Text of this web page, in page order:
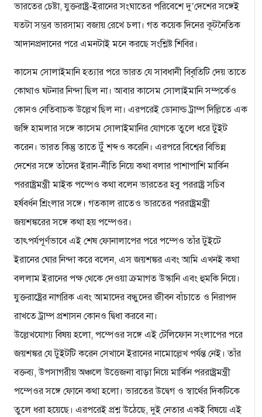
ভারতের চেষ্টা, যুক্তরাষ্ট্র-ইরানের সংঘাতের পরিবেশে দু’দেশের সঙ্গেই
যতটা সম্ভব ভারসাম্য বজায় রেখে চলা। গত কয়েক দিনের কূটনৈতিক
আদানপ্রদানের পরে এমনটাই মনে করছে সংশ্লিষ্ট শিবির।
কাসেম সোলাইমানি হত্যার পরে ভারত যে সাবধানী বিবৃতিটি দেয় তাতে
কোথাও ঘটনার নিন্দা ছিল না। আবার কাসেম সোলাইমানি সম্পর্কেও
কোনও নেতিবাচক উল্লেখ ছিল না। এরপরেই ডোনাল্ড ট্রাম্প দিল্লিতে এক
জঙ্গি হামলার সঙ্গে কাসেম সোলাইমানির যোগকে তুলে ধরে টুইট
করেন। ভারত কিন্তু তাতে টুঁ শব্দও করেনি। এরপরে বিশ্বের বিভিন্ন
দেশের সঙ্গে তাঁদের ইরান-নীতি নিয়ে কথা বলার পাশাপাশি মার্কিন
পররাষ্ট্রমন্ত্রী মাইক পম্পেও কথা বলেন ভারতের হবু পররাষ্ট্র সচিব
হর্ষবর্ধন শ্রিংলার সঙ্গে। গতকাল রাতেও ভারতের পররাষ্ট্রমন্ত্রী
জয়শঙ্করের সঙ্গে কথা হয় পম্পেওর।
তাৎপর্যপূর্ণভাবে এই শেষ ফোনালাপের পরে পম্পেও তাঁর টুইটে
ইরানের ঘোর নিন্দা করে বলেন, এস জয়শঙ্কর এবং আমি এখনই কথা
বললাম ইরানের পক্ষ থেকে দেওয়া ক্রমাগত উস্কানি এবং হুমকি নিয়ে।
যুক্তরাষ্ট্রের নাগরিক এবং আমাদের বন্ধুদের জীবন বাঁচাতে ও নিরাপদ
রাখতে ট্রাম্প প্রশাসন কোনও দ্বিধা করবে না।
উল্লেখযোগ্য বিষয় হলো, পম্পেওর সঙ্গে এই টেলিফোন সংলাপের পরে
জয়শঙ্কর যে টুইটটি করেন সেখানে ইরানের নামোল্লেখ পর্যন্ত নেই। তাঁর
বক্তব্য, উপসাগরীয় অঞ্চলে উত্তেজনা বাড়া নিয়ে মার্কিন পররাষ্ট্রমন্ত্রী
পম্পেওর সঙ্গে ফোনে কথা হলো। ভারতের উদ্বেগ ও স্বার্থের দিকটিকে
তুলে ধরা হয়েছে। এরপরেই প্রশ্ন উঠেছে, দুই নেতার একই বিষয়ে এই